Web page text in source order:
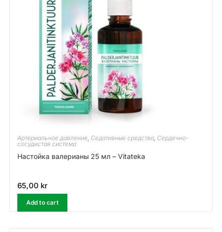
Артериальное давление, Седативные средства, Сердечно-
сосудистая система
Настойка валерианы 25 мл – Vitateka
65,00 kr
Add to cart